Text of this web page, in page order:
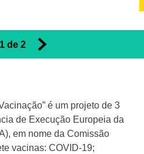
1 de 2
é um projeto de 3
de Execução Europeia da
em nome da Comissão
vacinas: COVID-19;